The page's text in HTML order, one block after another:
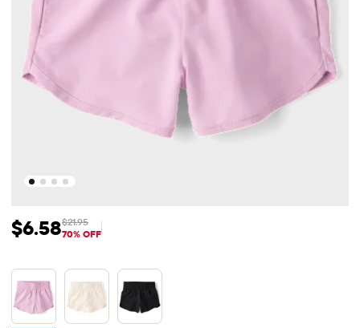
Precio de venta: $6.58
$6.58 Precio original: $21.95
$21.95
70% OFF